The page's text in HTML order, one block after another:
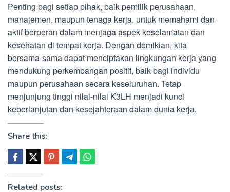
Penting bagi setiap pihak, baik pemilik perusahaan,
manajemen, maupun tenaga kerja, untuk memahami dan
aktif berperan dalam menjaga aspek keselamatan dan
kesehatan di tempat kerja. Dengan demikian, kita
bersama-sama dapat menciptakan lingkungan kerja yang
mendukung perkembangan positif, baik bagi individu
maupun perusahaan secara keseluruhan. Tetap
menjunjung tinggi nilai-nilai K3LH menjadi kunci
keberlanjutan dan kesejahteraan dalam dunia kerja.
Share this:
Related posts: